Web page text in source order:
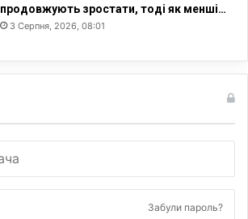
продовжують зростати, тоді як менші…
3 Серпня, 2026, 08:01
Забули пароль?